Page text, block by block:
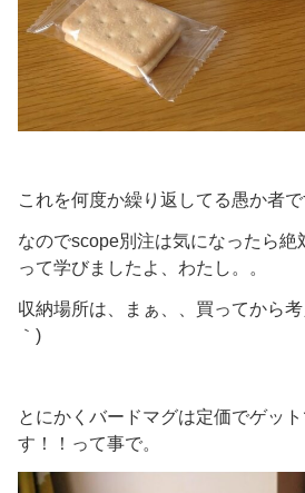
これを何度か繰り返してる愚か者で
なのでscope別注は気になったら絶
って学びましたよ、わたし。。
収納場所は、まぁ、、買ってから
｀)
とにかくバードマグは定価でゲッ
す！！って事で。